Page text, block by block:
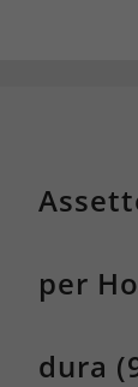
per
dura